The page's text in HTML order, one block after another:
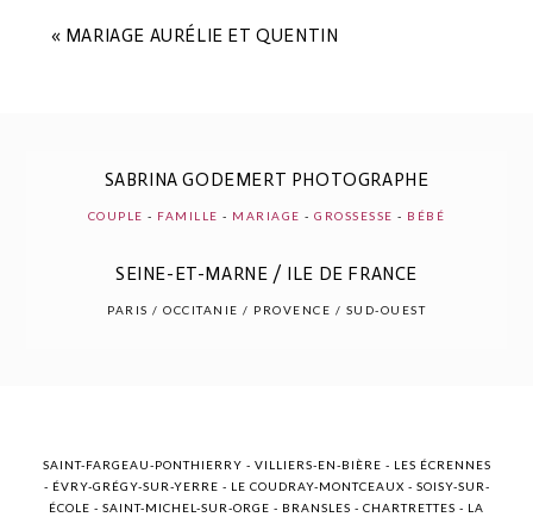
Les champs marqués sont requis *
POST COMMENT
« MARIAGE AURÉLIE ET QUENTIN
SABRINA GODEMERT PHOTOGRAPHE
COUPLE - FAMILLE - MARIAGE -GROSSESSE - BÉBÉ
SEINE-ET-MARNE / ILE DE FRANCE
PARIS / OCCITANIE / PROVENCE / SUD-OUEST
SAINT-FARGEAU-PONTHIERRY - VILLIERS-EN-BIÈRE - LES ÉCRENNES
- ÉVRY-GRÉGY-SUR-YERRE - LE COUDRAY-MONTCEAUX - SOISY-SUR-
ÉCOLE - SAINT-MICHEL-SUR-ORGE - BRANSLES - CHARTRETTES - LA